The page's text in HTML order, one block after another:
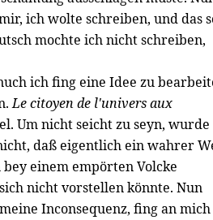
ich wolte schreiben, und das
mochte ich nicht schreiben,
ich fing eine Idee zu
Le citoyen de l'univers aux
Um nicht seicht zu seyn, wurde
daß eigentlich ein wahrer
einem empörten Volcke
nicht vorstellen könnte. Nun
Inconsequenz, fing an mich